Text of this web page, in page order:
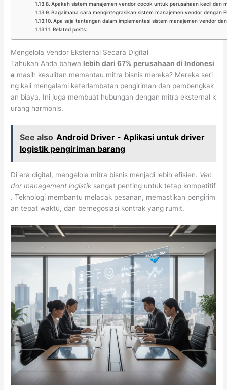
Apakah sistem manajemen vendor cocok untuk perusahaan kecil dan
Bagaimana cara mengintegrasikan sistem manajemen vendor dengan
Apa saja tantangan dalam implementasi sistem manajemen vendor
Related posts:
Mengelola Vendor Eksternal Secara Digital
Tahukah Anda bahwa lebih dari 67% perusahaan di Indonesi
a masih kesulitan memantau mitra bisnis mereka? Mereka seri
ng kali mengalami keterlambatan pengiriman dan pembengkak
an biaya. Ini juga membuat hubungan dengan mitra eksternal k
urang harmonis.
See also Android Driver - Aplikasi untuk driver
logistik pengiriman barang
Di era digital, mengelola mitra bisnis menjadi lebih efisien. Ven
dor management logistik sangat penting untuk tetap kompetitif
. Teknologi membantu melacak pesanan, memastikan pengirim
an tepat waktu, dan bernegosiasi kontrak yang rumit.